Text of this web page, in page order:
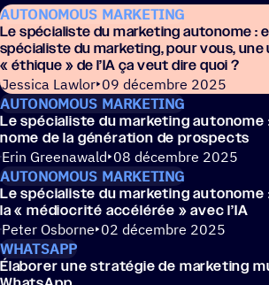
AUTONOMOUS MARKETING
Le spécia­liste du marke­ting auto­nome :
spécia­liste du marke­ting, pour vous,
« éthique » de l’IA ça veut dire quoi ?
Jessica Lawlor 09 décembre 2025
AUTONOMOUS MARKETING
Le spécia­liste du marke­ting auto­nome
nome de la géné­ra­tion de prospects
Erin Greenawald 08 décembre 2025
AUTONOMOUS MARKETING
Le spécia­liste du marke­ting
la « médio­crité accé­lé­rée » avec l’IA
Peter Osborne 02 décembre 2025
WHATSAPP
Élabo­rer une stra­té­gie de marke­ting